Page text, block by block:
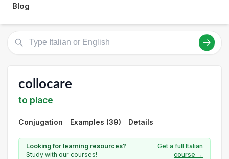
Blog
collocare
to place
Conjugation Examples (39) Details
Looking for learning resources?
Study with our courses!
Get a full Italian
course →